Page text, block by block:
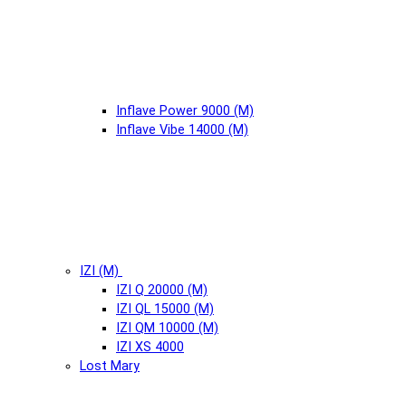
Inflave Power 9000 (М)
Inflave Vibe 14000 (М)
IZI (М)
IZI Q 20000 (М)
IZI QL 15000 (М)
IZI QM 10000 (М)
IZI XS 4000
Lost Mary